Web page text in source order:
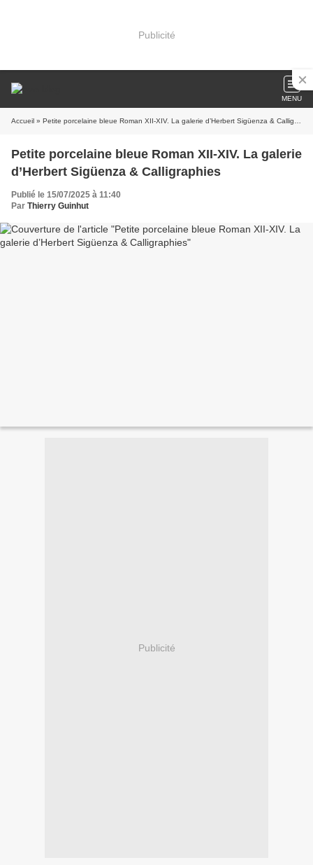
Publicité
MENU
Accueil » Petite porcelaine bleue Roman XII-XIV. La galerie d’Herbert Sigüenza & Calligraphies
Petite porcelaine bleue Roman XII-XIV. La galerie
d’Herbert Sigüenza & Calligraphies
Publié le 15/07/2025 à 11:40
Par Thierry Guinhut
Publicité